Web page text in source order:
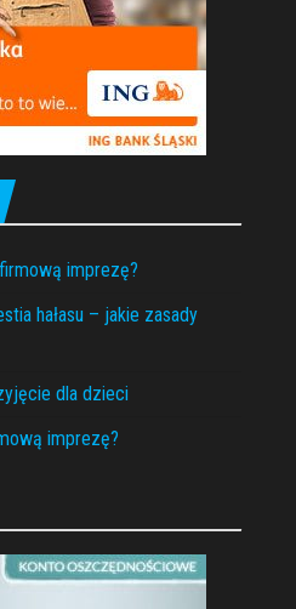
imprezę?
hałasu – jakie zasady
dla dzieci
imprezę?